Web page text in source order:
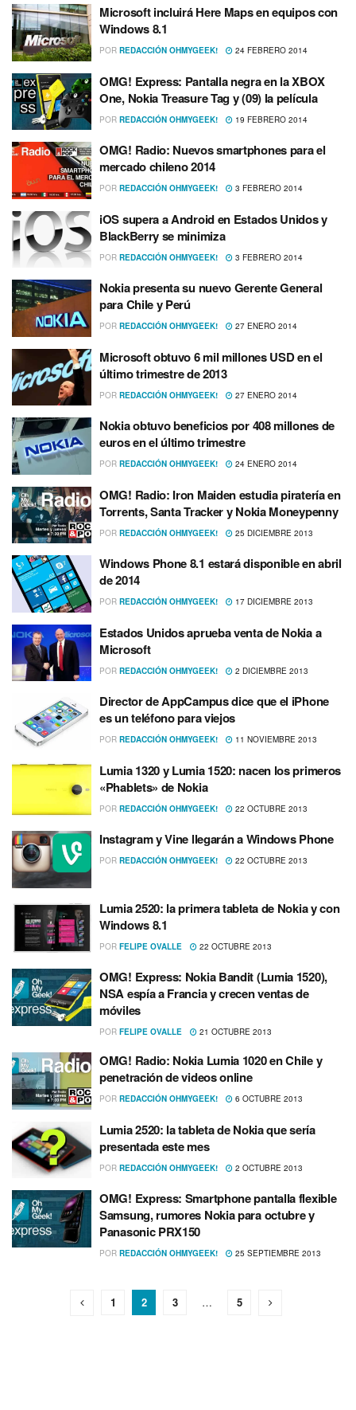
Microsoft incluirá Here Maps en equipos con
Windows 8.1
POR REDACCIÓN OHMYGEEK! 24 FEBRERO 2014
OMG! Express: Pantalla negra en la XBOX
One, Nokia Treasure Tag y (09) la pelí­cula
POR REDACCIÓN OHMYGEEK! 19 FEBRERO 2014
OMG! Radio: Nuevos smartphones para el
mercado chileno 2014
POR REDACCIÓN OHMYGEEK! 3 FEBRERO 2014
iOS supera a Android en Estados Unidos y
BlackBerry se minimiza
POR REDACCIÓN OHMYGEEK! 3 FEBRERO 2014
Nokia presenta su nuevo Gerente General
para Chile y Perú
POR REDACCIÓN OHMYGEEK! 27 ENERO 2014
Microsoft obtuvo 6 mil millones USD en el
último trimestre de 2013
POR REDACCIÓN OHMYGEEK! 27 ENERO 2014
Nokia obtuvo beneficios por 408 millones de
euros en el último trimestre
POR REDACCIÓN OHMYGEEK! 24 ENERO 2014
OMG! Radio: Iron Maiden estudia piraterí­a en
Torrents, Santa Tracker y Nokia Moneypenny
POR REDACCIÓN OHMYGEEK! 25 DICIEMBRE 2013
Windows Phone 8.1 estará disponible en abril
de 2014
POR REDACCIÓN OHMYGEEK! 17 DICIEMBRE 2013
Estados Unidos aprueba venta de Nokia a
Microsoft
POR REDACCIÓN OHMYGEEK! 2 DICIEMBRE 2013
Director de AppCampus dice que el iPhone
es un teléfono para viejos
POR REDACCIÓN OHMYGEEK! 11 NOVIEMBRE 2013
Lumia 1320 y Lumia 1520: nacen los primeros
«Phablets» de Nokia
POR REDACCIÓN OHMYGEEK! 22 OCTUBRE 2013
Instagram y Vine llegarán a Windows Phone
POR REDACCIÓN OHMYGEEK! 22 OCTUBRE 2013
Lumia 2520: la primera tableta de Nokia y con
Windows 8.1
POR FELIPE OVALLE 22 OCTUBRE 2013
OMG! Express: Nokia Bandit (Lumia 1520),
NSA espí­a a Francia y crecen ventas de
móviles
POR FELIPE OVALLE 21 OCTUBRE 2013
OMG! Radio: Nokia Lumia 1020 en Chile y
penetración de videos online
POR REDACCIÓN OHMYGEEK! 6 OCTUBRE 2013
Lumia 2520: la tableta de Nokia que serí­a
presentada este mes
POR REDACCIÓN OHMYGEEK! 2 OCTUBRE 2013
OMG! Express: Smartphone pantalla flexible
Samsung, rumores Nokia para octubre y
Panasonic PRX150
POR REDACCIÓN OHMYGEEK! 25 SEPTIEMBRE 2013
1 2 3 … 5